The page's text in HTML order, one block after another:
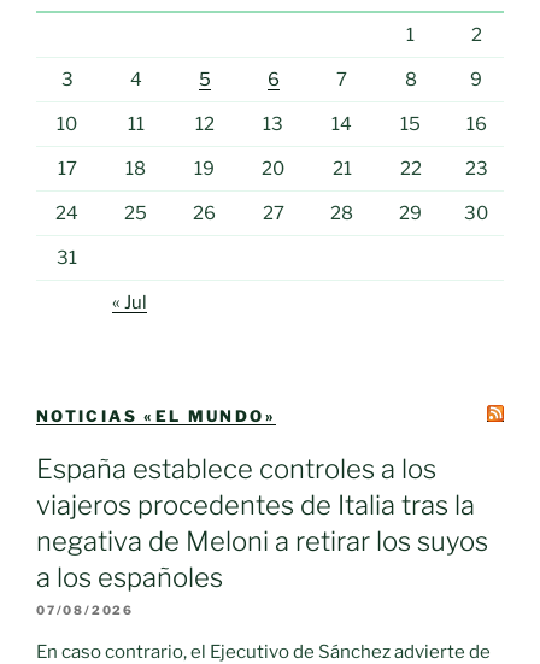
1 2
3 4 5 6 7 8 9
10 11 12 13 14 15 16
17 18 19 20 21 22 23
24 25 26 27 28 29 30
31
« Jul
NOTICIAS «EL MUNDO»
España establece controles a los
viajeros procedentes de Italia tras la
negativa de Meloni a retirar los suyos
a los españoles
07/08/2026
En caso contrario, el Ejecutivo de Sánchez advierte de